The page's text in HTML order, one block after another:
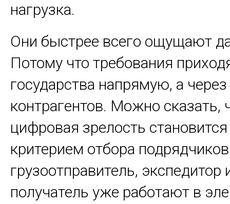
нагрузка.
Они быстрее всего ощущают
Потому что требования
государства напрямую, а через
контрагентов. Можно сказать,
цифровая зрелость
критерием отбора
грузоотправитель, экспедитор
получатель уже работают в